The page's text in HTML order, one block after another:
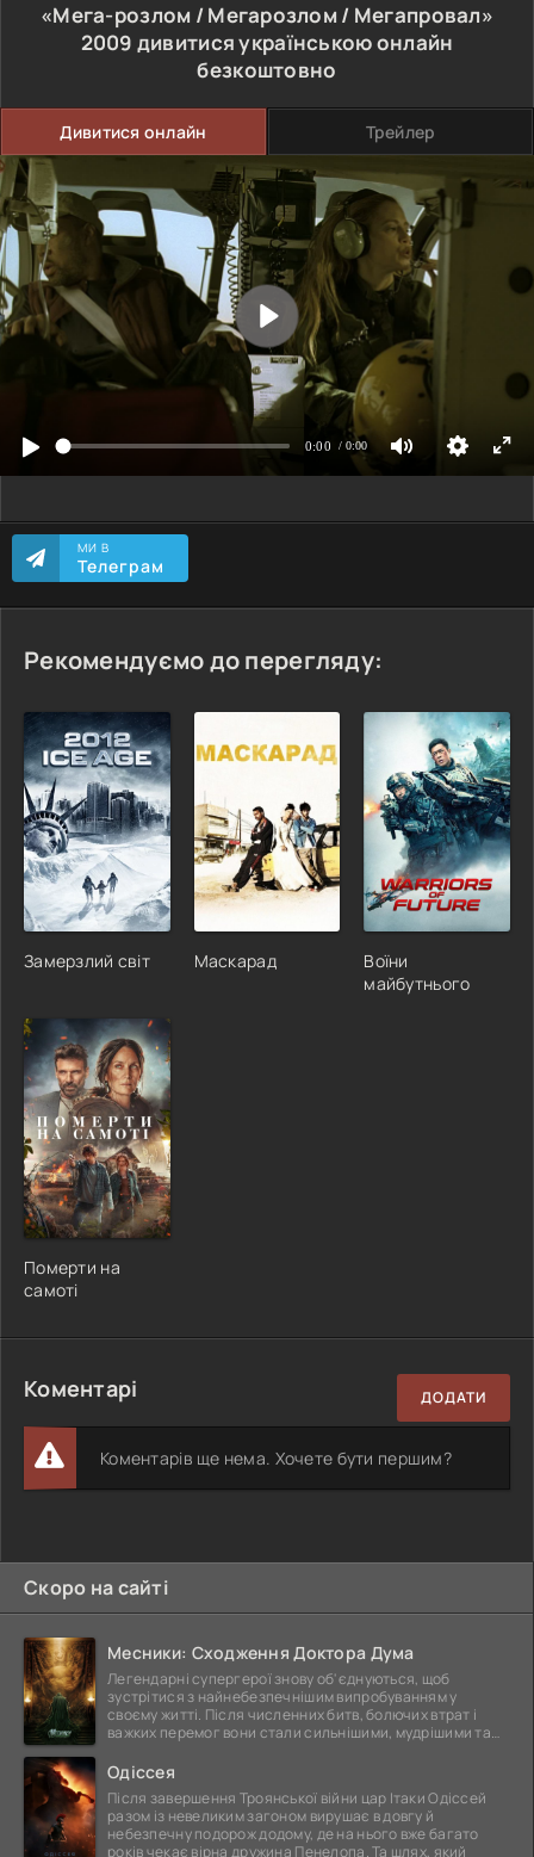
«Мега-розлом / Мегарозлом / Мегапровал»
2009 дивитися українською онлайн
безкоштовно
Дивитися онлайн Трейлер
МИ В
Телеграм
Рекомендуємо до перегляду:
Замерзлий світ Маскарад
Воїни
майбутнього
Померти на
самоті
Коментарі ДОДАТИ
Коментарів ще нема. Хочете бути першим?
Скоро на сайті
Месники: Сходження Доктора Дума
Легендарні супергерої знову об'єднуються, щоб
зустрітися з найнебезпечнішим випробуванням у
своєму житті. Після численних битв, болючих втрат і
важких перемог вони стали сильнішими, мудрішими та
Одіссея
Після завершення Троянської війни цар Ітаки Одіссей
разом із невеликим загоном вирушає в довгу й
небезпечну подорож додому, де на нього вже багато
років чекає вірна дружина Пенелопа. Та шлях, який